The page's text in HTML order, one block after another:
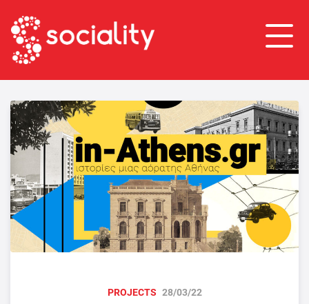
PROJECTS 28/03/22